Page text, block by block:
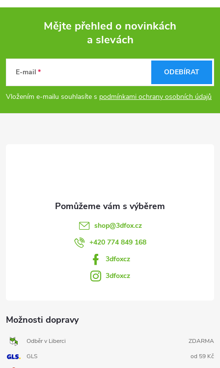
p
Mějte přehled o novinkách
a slevách
E-mail
Vložením e-mailu souhlasíte s podmínkami ochrany osobních údajů
ODEBÍRAT
Možnosti dopravy
Odběr v Liberci
ZDARMA
GLS
od 59 Kč
shop@3dfox.cz
+420 774 849 168
3dfoxcz
3dfoxcz